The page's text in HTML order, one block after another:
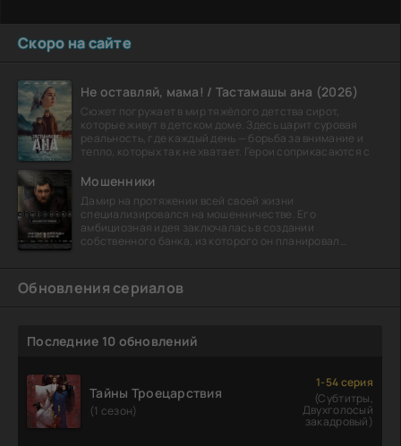
Скоро на сайте
Не оставляй, мама! / Тастамашы ана (2026)
Сюжет погружает в мир тяжёлого детства сирот,
которые живут в детском доме. Здесь царит суровая
реальность, где каждый день — борьба за внимание и
тепло, которых так не хватает. Герои соприкасаются с
Мошенники
Дамир на протяжении всей своей жизни
специализировался на мошенничестве. Его
амбициозная идея заключалась в создании
собственного банка, из которого он планировал
Обновления сериалов
Последние 10 обновлений
Тайны Троецарствия
(1 сезон)
1-54 серия
(Субтитры,
Двухголосый
закадровый)